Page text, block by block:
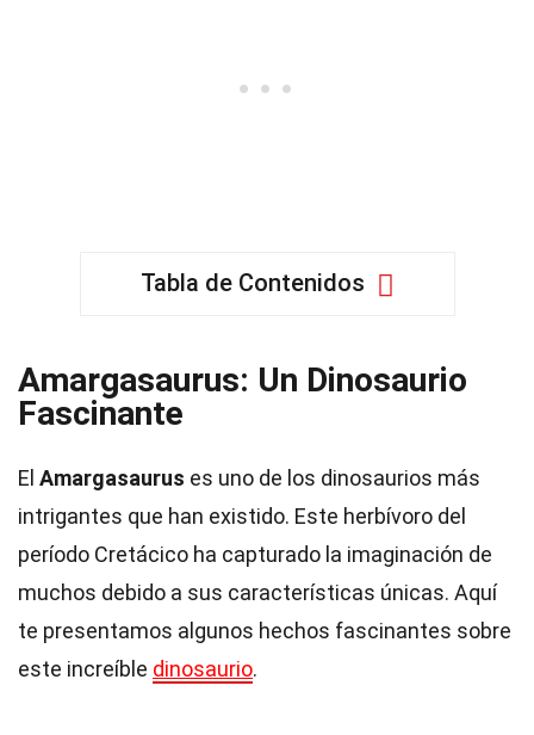
Tabla de Contenidos
Amargasaurus: Un Dinosaurio
Fascinante
El Amargasaurus es uno de los dinosaurios más
intrigantes que han existido. Este herbívoro del
período Cretácico ha capturado la imaginación de
muchos debido a sus características únicas. Aquí
te presentamos algunos hechos fascinantes sobre
este increíble dinosaurio.